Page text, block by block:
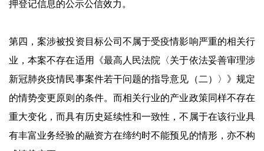
押登记信息的公示公信效力。
第四，案涉被投资目标公司不属于受疫情影响严重的相关行
业，本案不存在适用《最高人民法院〈关于依法妥善审理涉
新冠肺炎疫情民事案件若干问题的指导意见（二）〉》规定
的情势变更原则的条件。而相关行业的产业政策同样不存在
重大变化，而具有历史延续性和一致性，不属于在该行业具
有丰富业务经验的融资方在缔约时不能预见的情形，亦不构